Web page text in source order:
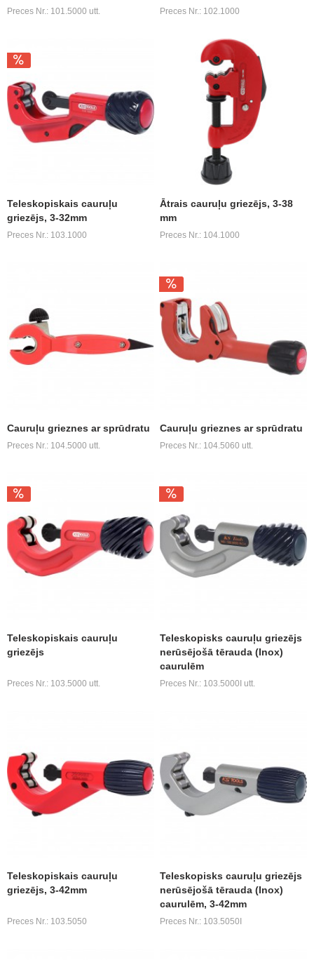
Preces Nr.: 101.5000 utt. Preces Nr.: 102.1000
Teleskopiskais cauruļu
griezējs, 3-32mm
Preces Nr.: 103.1000
Ātrais cauruļu griezējs, 3-38
mm
Preces Nr.: 104.1000
Cauruļu grieznes ar sprūdratu
Preces Nr.: 104.5000 utt.
Cauruļu grieznes ar sprūdratu
Preces Nr.: 104.5060 utt.
Teleskopiskais cauruļu
griezējs
Preces Nr.: 103.5000 utt.
Teleskopisks cauruļu griezējs
nerūsējošā tērauda (Inox)
caurulēm
Preces Nr.: 103.5000I utt.
Teleskopiskais cauruļu
griezējs, 3-42mm
Preces Nr.: 103.5050
Teleskopisks cauruļu griezējs
nerūsējošā tērauda (Inox)
caurulēm, 3-42mm
Preces Nr.: 103.5050I